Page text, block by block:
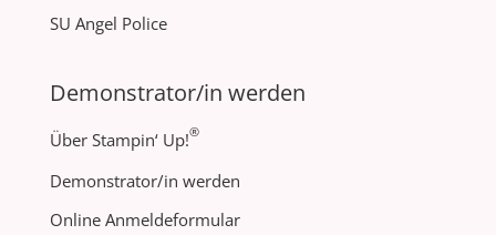
SU Angel Police
Demonstrator/in werden
Über Stampin‘ Up!®
Demonstrator/in werden
Online Anmeldeformular